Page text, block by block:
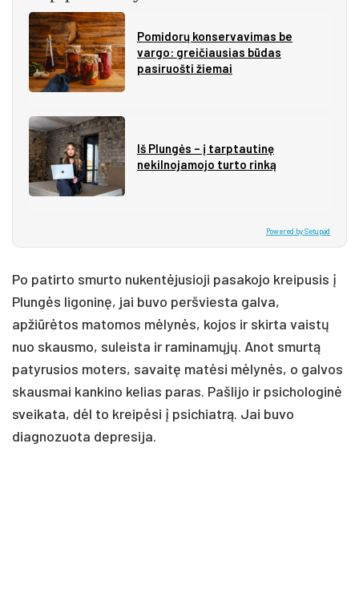
Pomidorų konservavimas be
vargo: greičiausias būdas
pasiruošti žiemai
Iš Plungės – į tarptautinę
nekilnojamojo turto rinką
Powered by Setupad
Po patirto smurto nukentėjusioji pasakojo kreipusis į
Plungės ligoninę, jai buvo peršviesta galva,
apžiūrėtos matomos mėlynės, kojos ir skirta vaistų
nuo skausmo, suleista ir raminamųjų. Anot smurtą
patyrusios moters, savaitę matėsi mėlynės, o galvos
skausmai kankino kelias paras. Pašlijo ir psichologinė
sveikata, dėl to kreipėsi į psichiatrą. Jai buvo
diagnozuota depresija.